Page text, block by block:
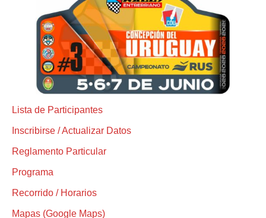
Lista de Participantes
Inscribirse / Actualizar Datos
Reglamento Particular
Programa
Recorrido / Horarios
Mapas (Google Maps)